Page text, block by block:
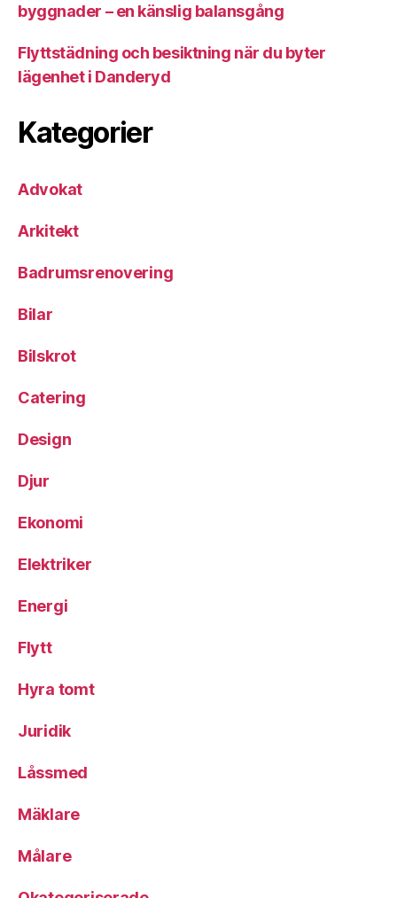
byggnader – en känslig balansgång
Flyttstädning och besiktning när du byter
lägenhet i Danderyd
Kategorier
Advokat
Arkitekt
Badrumsrenovering
Bilar
Bilskrot
Catering
Design
Djur
Ekonomi
Elektriker
Energi
Flytt
Hyra tomt
Juridik
Låssmed
Mäklare
Målare